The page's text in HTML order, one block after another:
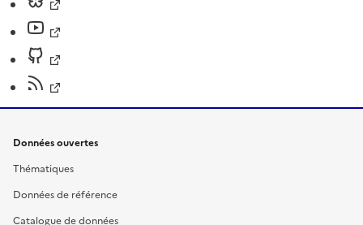
Données ouvertes
Thématiques
Données de référence
Catalogue de données